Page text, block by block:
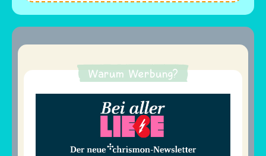
Warum Werbung?